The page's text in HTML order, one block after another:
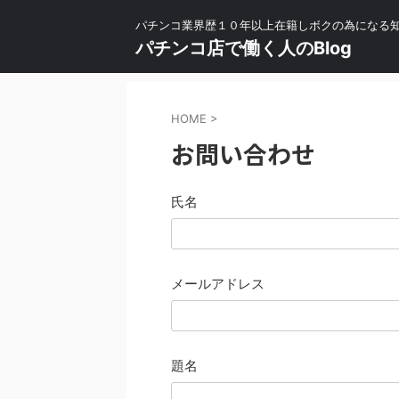
パチンコ業界歴１０年以上在籍しボクの為になる
パチンコ店で働く人のBlog
HOME >
お問い合わせ
氏名
メールアドレス
題名